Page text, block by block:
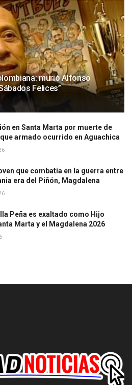
murió Alfonso
Felices”
en Santa Marta por muerte de
armado ocurrido en Aguachica
que combatía en la guerra entre
era del Piñón, Magdalena
Peña es exaltado como Hijo
Marta y el Magdalena 2026